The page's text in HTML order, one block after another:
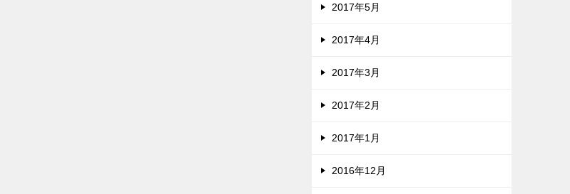
2017年5月
2017年4月
2017年3月
2017年2月
2017年1月
2016年12月